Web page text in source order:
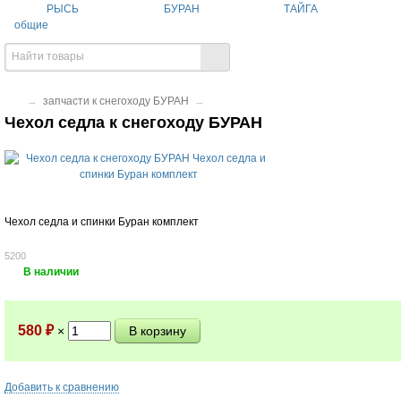
РЫСЬ
БУРАН
ТАЙГА
общие
→ запчасти к снегоходу БУРАН →
Чехол седла к снегоходу БУРАН
Чехол седла и спинки Буран комплект
5200
В наличии
580 ₽ ×
Добавить к сравнению